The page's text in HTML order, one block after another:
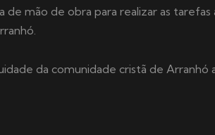
de mão de obra para realizar as tarefas
da comunidade cristã de Arranhó